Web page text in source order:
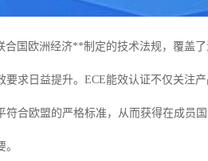
合国欧洲经济**制定的技术法规，覆盖
要求日益提升。ECE能效认证不仅关注
符合欧盟的严格标准，从而获得在成员